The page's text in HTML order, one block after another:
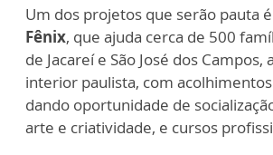
Um dos projetos que serão pauta
Fênix, que ajuda cerca de 500
de Jacareí e São José dos Campos,
interior paulista, com
dando oportunidade de
arte e criatividade, e cursos